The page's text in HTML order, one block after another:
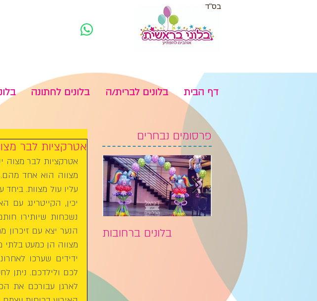
בס"ד
דף הבית בלונים לברית/ה בלונים לחתונה
אטרקציות לבר
נשכחות שיותירו
פרסומים נבחרים
בלונים ברחובות